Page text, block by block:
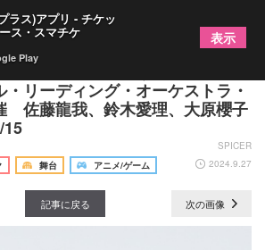
編映画『雲のむこう、約束の場
リーディング・オーケストラ・
佐藤龍我、鈴木愛理、大原櫻子
15
SPICER
舞台 アニメ/ゲーム 2024.9.27
記事に戻る 次の画像
ラス)アプリ - チケッ
ス・スマチケ
Play
表示